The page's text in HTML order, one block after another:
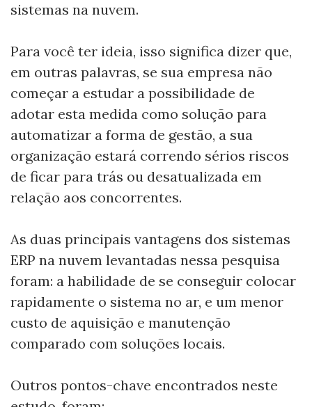
sistemas na nuvem.
Para você ter ideia, isso significa dizer que,
em outras palavras, se sua empresa não
começar a estudar a possibilidade de
adotar esta medida como solução para
automatizar a forma de gestão, a sua
organização estará correndo sérios riscos
de ficar para trás ou desatualizada em
relação aos concorrentes.
As duas principais vantagens dos sistemas
ERP na nuvem levantadas nessa pesquisa
foram: a habilidade de se conseguir colocar
rapidamente o sistema no ar, e um menor
custo de aquisição e manutenção
comparado com soluções locais.
Outros pontos-chave encontrados neste